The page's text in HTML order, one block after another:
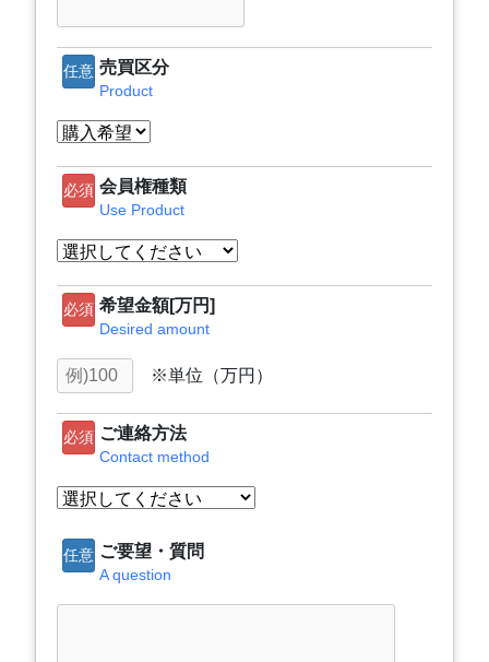
任意 売買区分
Product
必須 会員権種類
Use Product
必須 希望金額[万円]
Desired amount
※単位（万円）
必須 ご連絡方法
Contact method
任意 ご要望・質問
A question